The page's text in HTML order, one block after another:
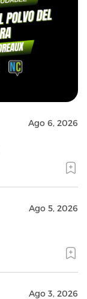
Ago 6, 2026
Ago 5, 2026
Ago 3, 2026